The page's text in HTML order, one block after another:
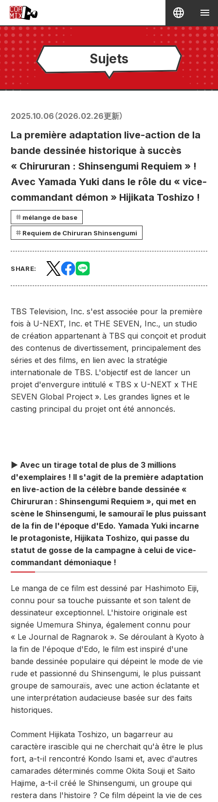
Sujets
2025.10.06 （2026.02.26更新）
La première adaptation live-action de la
bande dessinée historique à succès
« Chirururan : Shinsengumi Requiem » !
Avec Yamada Yuki dans le rôle du « vice-
commandant démon » Hijikata Toshizo !
mélange de base
Requiem de Chiruran Shinsengumi
SHARE:
TBS Television, Inc. s'est associée pour la première
fois à U-NEXT, Inc. et THE SEVEN, Inc., un studio
de création appartenant à TBS qui conçoit et produit
des contenus de divertissement, principalement des
séries et des films, en lien avec la stratégie
internationale de TBS. L'objectif est de lancer un
projet d'envergure intitulé « TBS x U-NEXT x THE
SEVEN Global Project ». Les grandes lignes et le
casting principal du projet ont été annoncés.
▶ Avec un tirage total de plus de 3 millions
d'exemplaires ! Il s'agit de la première adaptation
en live-action de la célèbre bande dessinée «
Chirururan : Shinsengumi Requiem », qui met en
scène le Shinsengumi, le samouraï le plus puissant
de la fin de l'époque d'Edo. Yamada Yuki incarne
le protagoniste, Hijikata Toshizo, qui passe du
statut de gosse de la campagne à celui de vice-
commandant démoniaque !
Le manga de ce film est dessiné par Hashimoto Eiji,
connu pour sa touche puissante et son talent de
dessinateur exceptionnel. L'histoire originale est
signée Umemura Shinya, également connu pour
« Le Journal de Ragnarok ». Se déroulant à Kyoto à
la fin de l'époque d'Edo, le film est inspiré d'une
bande dessinée populaire qui dépeint le mode de vie
rude et passionné du Shinsengumi, le plus puissant
groupe de samouraïs, avec une action éclatante et
une interprétation audacieuse basée sur des faits
historiques.
Comment Hijikata Toshizo, un bagarreur au
caractère irascible qui ne cherchait qu'à être le plus
fort, a-t-il rencontré Kondo Isami et, avec d'autres
camarades déterminés comme Okita Souji et Saito
Hajime, a-t-il créé le Shinsengumi, un groupe qui
restera dans l'histoire ? Ce film dépeint la vie de ces